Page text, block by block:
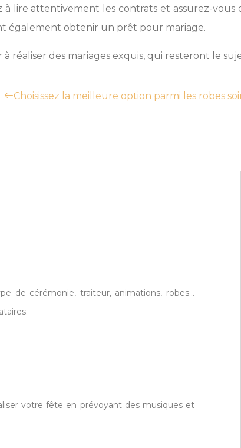
lire attentivement les contrats et assurez-
également obtenir un prêt pour mariage.
des mariages exquis, qui resteront le
Choisissez la meilleure option parmi les robes
de cérémonie, traiteur, animations, robes…
votre fête en prévoyant des musiques et